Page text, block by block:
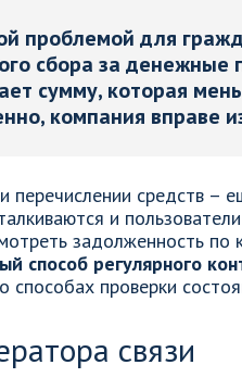
проблемой для
сбора за денежные
сумму, которая
компания вправе
средств –
и
задолженность
способ регулярного
проверки
связи